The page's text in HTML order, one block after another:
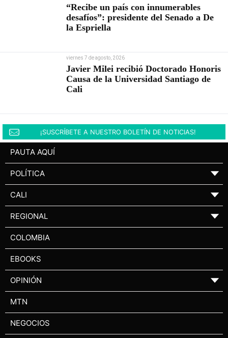
“Recibe un país con innumerables
desafíos”: presidente del Senado a De
la Espriella
viernes 7 de agosto, 2026
Javier Milei recibió Doctorado Honoris
Causa de la Universidad Santiago de
Cali
¡SUSCRÍBETE A NUESTRO BOLETÍN DE NOTICIAS!
PAUTA AQUÍ
POLÍTICA ▼
CALI ▼
REGIONAL ▼
COLOMBIA
EBOOKS
OPINIÓN ▼
MTN
NEGOCIOS